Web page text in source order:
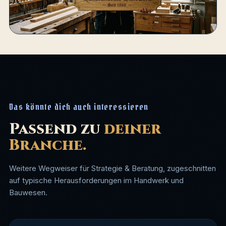
Das könnte dich auch interessieren
Passend zu deiner
Branche.
Weitere Wegweiser für Strategie & Beratung, zugeschnitten
auf typische Herausforderungen im Handwerk und
Bauwesen.